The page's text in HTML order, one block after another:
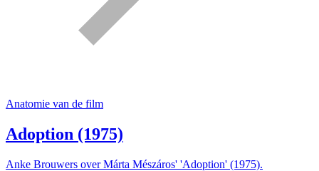
Anatomie van de film
Adoption (1975)
Anke Brouwers over Márta Mészáros' 'Adoption' (1975).